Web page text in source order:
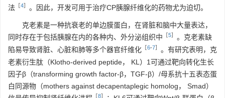
法 ［4］ 。因此，开发可用于治疗CP胰腺纤维化的药物尤为迫切。
克老素是一种抗衰老的单边膜蛋白，在肾脏和脑中大量表达，
同时存在于包括胰腺在内的各种内、外分泌组织中 ［5］ 。克老素缺
陷易导致肾脏、心脏和肺等多个器官纤维化 ［6-7］ 。有研究表明，克
老素衍生肽（Klotho-derived peptide， KL）1可通过靶向转化生长
因子β（transforming growth factor-β，TGF-β）/母系抗十五表态蛋
白同源物（mothers against decapentaplegic homolog， Smad）
［8］